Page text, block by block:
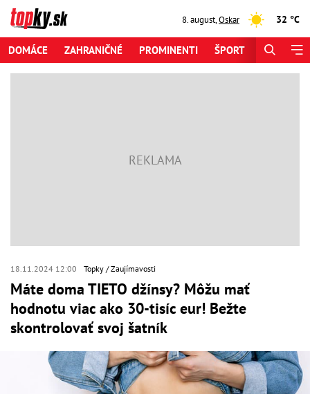
8. august,Oskar 32 °C
DOMÁCE ZAHRANIČNÉ PROMINENTI ŠPORT
18.11.2024 12:00 Topky Zaujímavosti
Máte doma TIETO džínsy? Môžu mať
hodnotu viac ako 30-tisíc eur! Bežte
skontrolovať svoj šatník